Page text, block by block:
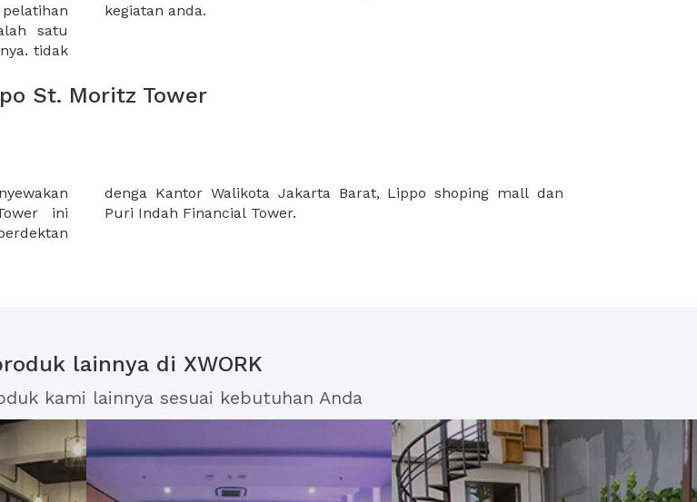
satu
tidak
kegiatan anda.
St. Moritz Tower
ini
dan
Puri Indah Financial Tower.
lainnya di XWORK
kami lainnya sesuai kebutuhan Anda